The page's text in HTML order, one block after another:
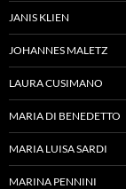
JANIS KLIEN
JOHANNES MALETZ
LAURA CUSIMANO
MARIA DI BENEDETTO
MARIA LUISA SARDI
MARINA PENNINI